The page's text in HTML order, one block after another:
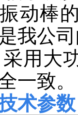
动棒
我公
用大
一致。
术参数